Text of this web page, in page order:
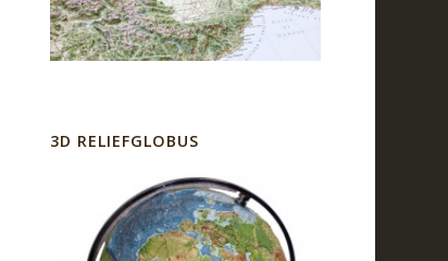
3D RELIEFGLOBUS